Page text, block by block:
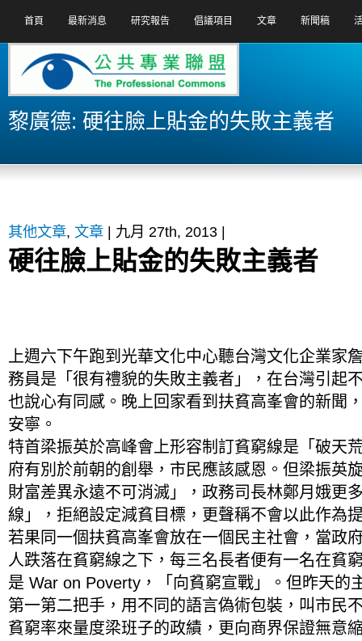
首頁 最新消息 研究報告 倡議項目 文章 新聞稿
黎廣德: 硬往臉上貼金的失敗主義者
其他文章, 文章 | 九月 27th, 2013 |
硬往臉上貼金的失敗主義者
上週六下午跑到光華文化中心聽台灣文化企業家
務員是「很有禮貌的失敗主義者」，在台灣引起
也說心有同感。晚上回家看到扶貧高峯會的新聞
安寧。
特首梁振英於高峰會上形容制訂貧窮線是「破天
府有別於前朝的創舉，市民應該感恩。但梁振英
財富差異永遠不可消滅」，政務司長林鄭月娥更
線」，拒絕設定減貧目標，更聲稱不會以此作為
若果同一個扶貧高峯會放在一個民主社會，當政
人跌落在貧窮線之下，每三名長者便有一名在貧
是 War on Poverty，「向貧窮宣戰」。但昨天的
第一第二把手，用不同的語言偽術包裝，叫市民
貧窮率來量度梁班子的政績，更向商界保證無意